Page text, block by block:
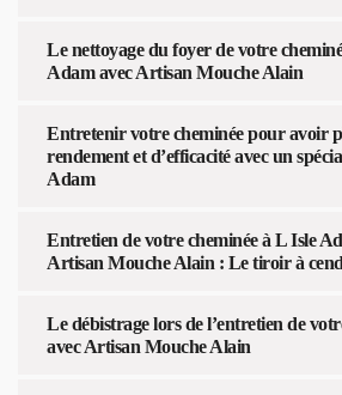
Le nettoyage du foyer de votre
Adam avec Artisan Mouche Alain
Entretenir votre cheminée pour avoir
rendement et d’efficacité avec un
Adam
Entretien de votre cheminée à L Isle
Artisan Mouche Alain : Le tiroir à
Le débistrage lors de l’entretien de
avec Artisan Mouche Alain